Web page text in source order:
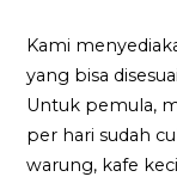
Kami
yang bisa
Untuk pemula,
per hari sudah
warung, kafe